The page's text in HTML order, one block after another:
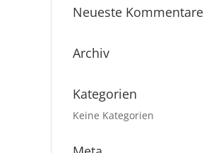
Neueste Kommentare
Archiv
Kategorien
Keine Kategorien